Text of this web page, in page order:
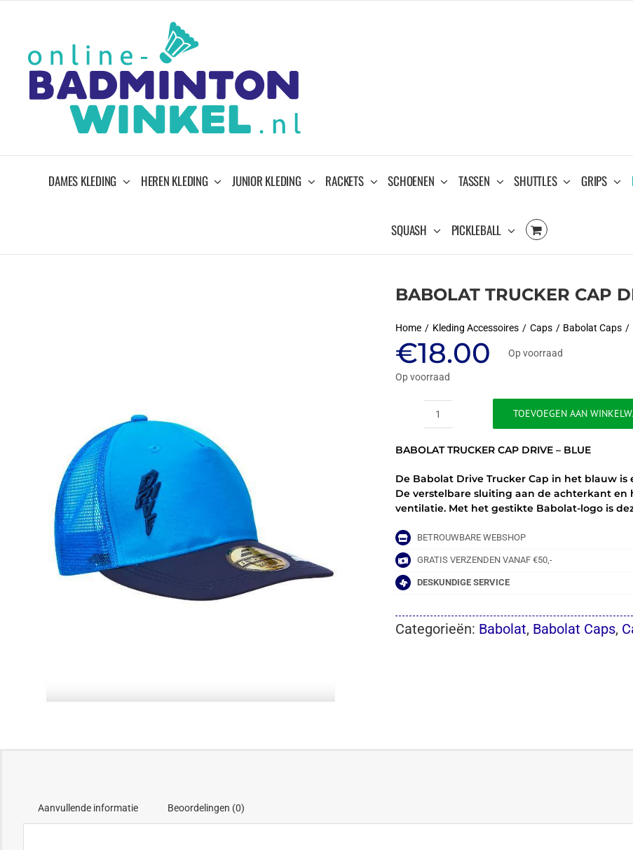
DAMES KLEDING HEREN KLEDING JUNIOR KLEDING RACKETS SCHOENEN TASSEN SHUTTLES GRIPS
SQUASH PICKLEBALL
BABOLAT TRUCKER CAP
Home Kleding Accessoires Caps Babolat Caps
€18.00 Op voorraad
Op voorraad
BABOLAT
CAP
-
BLUE
aantal
TOEVOEGEN AAN
BABOLAT TRUCKER CAP DRIVE – BLUE
De Babolat Drive Trucker Cap in het blauw
De verstelbare sluiting aan de achterkant en
ventilatie. Met het gestikte Babolat-logo is
BETROUWBARE WEBSHOP
GRATIS VERZENDEN VANAF €50,-
DESKUNDIGE SERVICE
Categorieën: Babolat, Babolat Caps,
Aanvullende informatie Beoordelingen (0)